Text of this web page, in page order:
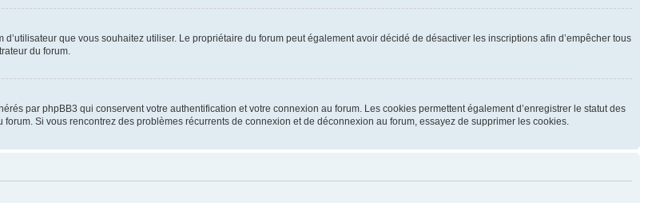
que vous souhaitez utiliser. Le propriétaire du forum peut également avoir décidé de désactiver les inscriptions afin d’empêcher tous
du forum.
par phpBB3 qui conservent votre authentification et votre connexion au forum. Les cookies permettent également d’enregistrer le statut des
Si vous rencontrez des problèmes récurrents de connexion et de déconnexion au forum, essayez de supprimer les cookies.